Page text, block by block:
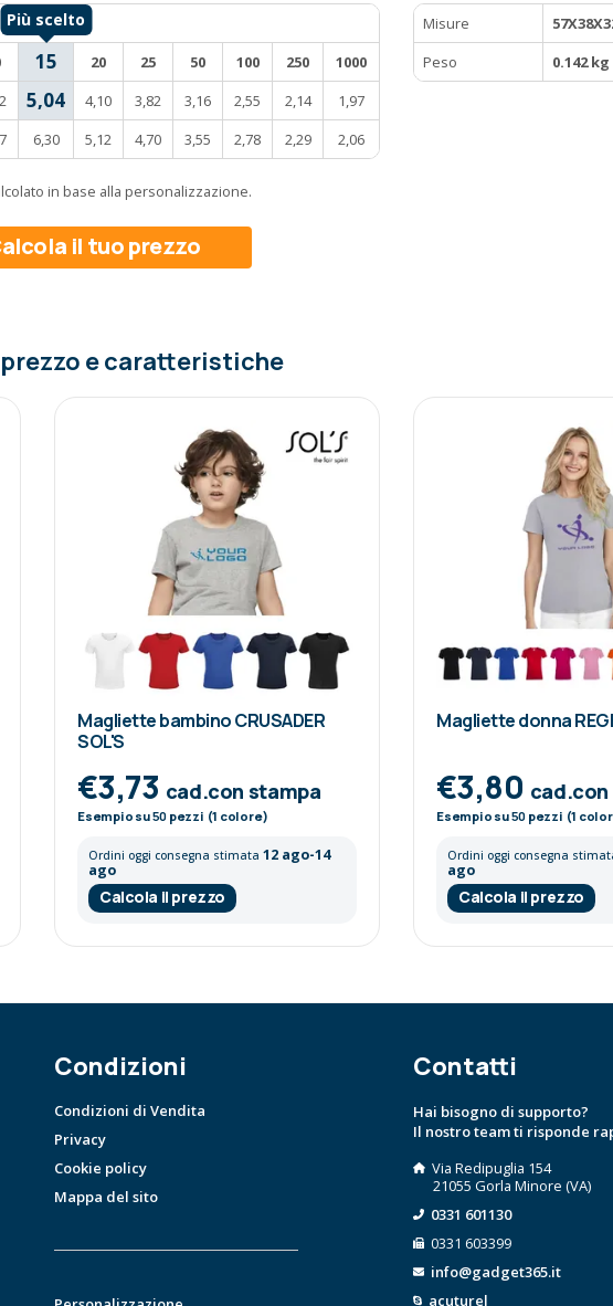
15 20 25 50 100 250
1000
5,04 4,10 3,82 3,16 2,55 2,14
1,97
6,30 5,12 4,70 3,55 2,78 2,29 2,06
in base alla personalizzazione.
il tuo prezzo
Misure
Peso
0.142 kg
e caratteristiche
Magliette bambino CRUSADER
SOL'S
€3,73 cad.con stampa
Esempio su50 pezzi (1 colore)
Ordini oggi consegna stimata 12 ago-14
ago
Calcola il prezzo
Magliette donna
€3,80
Esempio su50 pezzi (1
Ordini oggi consegna
ago
Calcola il prezzo
Condizioni
Condizioni di Vendita
Privacy
Cookie policy
Mappa del sito
Contatti
Hai bisogno di supporto?
Il nostro team ti risponde
Via Redipuglia 154
21055 Gorla Minore (VA)
0331 601130
0331 603399
info@gadget365.it
acuturel